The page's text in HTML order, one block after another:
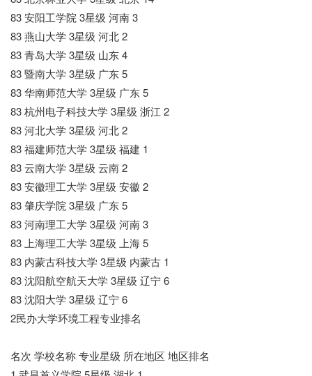
83 安阳工学院 3星级 河南 3
83 燕山大学 3星级 河北 2
83 青岛大学 3星级 山东 4
83 暨南大学 3星级 广东 5
83 华南师范大学 3星级 广东 5
83 杭州电子科技大学 3星级 浙江 2
83 河北大学 3星级 河北 2
83 福建师范大学 3星级 福建 1
83 云南大学 3星级 云南 2
83 安徽理工大学 3星级 安徽 2
83 肇庆学院 3星级 广东 5
83 河南理工大学 3星级 河南 3
83 上海理工大学 3星级 上海 5
83 内蒙古科技大学 3星级 内蒙古 1
83 沈阳航空航天大学 3星级 辽宁 6
83 沈阳大学 3星级 辽宁 6
2民办大学环境工程专业排名
名次 学校名称 专业星级 所在地区 地区排名